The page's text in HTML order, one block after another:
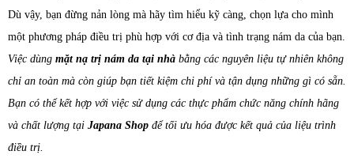
Dù vậy, bạn đừng nản lòng mà hãy tìm hiểu kỹ càng, chọn lựa cho mình
một phương pháp điều trị phù hợp với cơ địa và tình trạng nám da của bạn.
Việc dùng mặt nạ trị nám da tại nhà bằng các nguyên liệu tự nhiên không
chỉ an toàn mà còn giúp bạn tiết kiệm chi phí và tận dụng những gì có sẵn.
Bạn có thể kết hợp với việc sử dụng các thực phẩm chức năng chính hãng
và chất lượng tại Japana Shop để tối ưu hóa được kết quả của liệu trình
điều trị.